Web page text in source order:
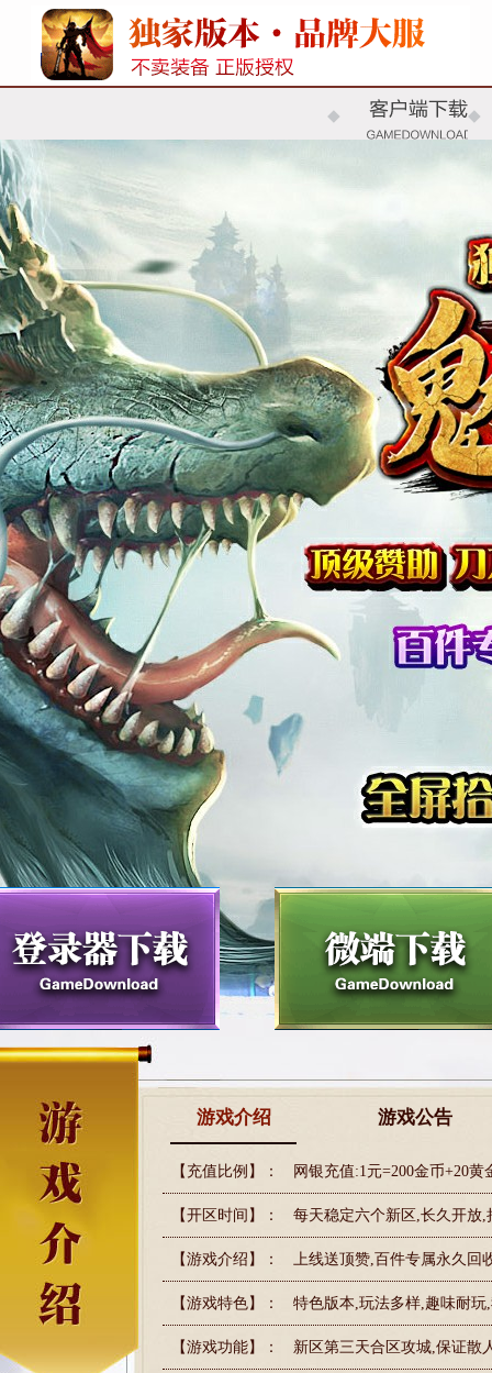
游戏介绍 游戏公告
【充值比例】： 网银充值:1元=200金币+20
【开区时间】： 每天稳定六个新区,长久开放
【游戏介绍】： 上线送顶赞,百件专属永久回
【游戏特色】： 特色版本,玩法多样,趣味耐
【游戏功能】： 新区第三天合区攻城,保证散